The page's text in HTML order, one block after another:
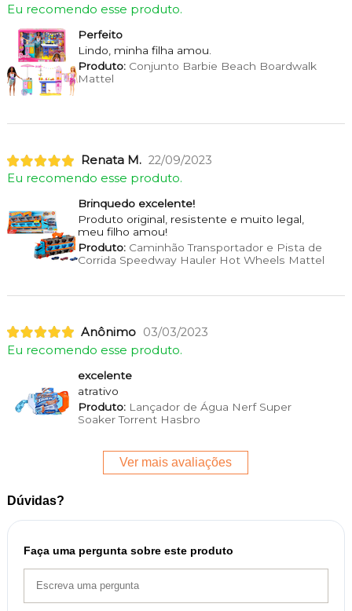
Eu recomendo esse produto.
Perfeito
Lindo, minha filha amou.
Produto:Conjunto Barbie Beach Boardwalk
Mattel
Renata M. 22/09/2023
Eu recomendo esse produto.
Brinquedo excelente!
Produto original, resistente e muito legal,
meu filho amou!
Produto:Caminhão Transportador e Pista de
Corrida Speedway Hauler Hot Wheels Mattel
Anônimo 03/03/2023
Eu recomendo esse produto.
excelente
atrativo
Produto:Lançador de Água Nerf Super
Soaker Torrent Hasbro
Ver mais avaliações
Dúvidas?
Faça uma pergunta sobre este produto